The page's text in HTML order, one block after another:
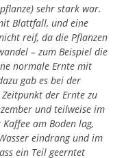
sehr stark war.
Blattfall, und eine
reif, da die Pflanzen
– zum Beispiel die
normale Ernte mit
gab es bei der
der Ernte zu
und teilweise im
am Boden lag,
eindrang und im
ein Teil geerntet